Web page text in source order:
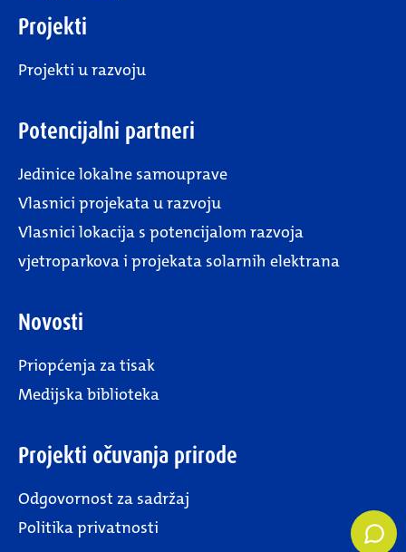
Projekti
Projekti u razvoju
Potencijalni partneri
Jedinice lokalne samouprave
Vlasnici projekata u razvoju
Vlasnici lokacija s potencijalom razvoja
vjetroparkova i projekata solarnih elektrana
Novosti
Priopćenja za tisak
Medijska biblioteka
Projekti očuvanja prirode
Odgovornost za sadržaj
Politika privatnosti